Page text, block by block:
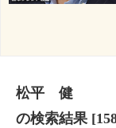
松平 健
の検索結果